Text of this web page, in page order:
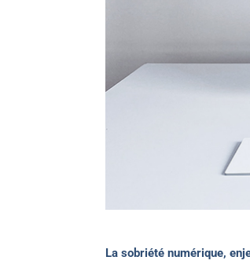
La sobriété numérique,